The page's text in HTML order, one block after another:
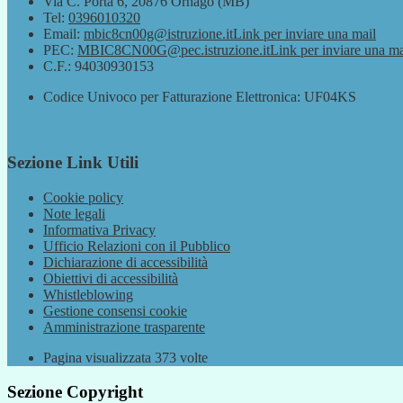
Tel: 0396010320
Email: mbic8cn00g@istruzione.itLink per inviare una mail
PEC: MBIC8CN00G@pec.istruzione.itLink per inviare una
C.F.: 94030930153
Codice Univoco per Fatturazione Elettronica: UF04KS
Sezione Link Utili
Cookie policy
Note legali
Informativa Privacy
Ufficio Relazioni con il Pubblico
Dichiarazione di accessibilità
Obiettivi di accessibilità
Whistleblowing
Gestione consensi cookie
Amministrazione trasparente
Pagina visualizzata 373 volte
Sezione Copyright